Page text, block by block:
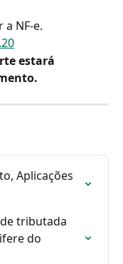
NF-e.
estará
Aplicações
tributada
do